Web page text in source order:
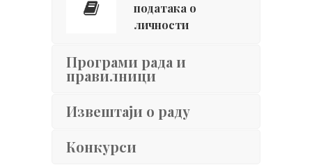
података о
личности
Програми рада и
правилници
Извештаји о раду
Конкурси